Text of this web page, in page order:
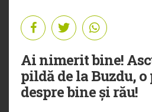
Ai nimerit bine!
pildă de la Buzdu, o
despre bine și rău!